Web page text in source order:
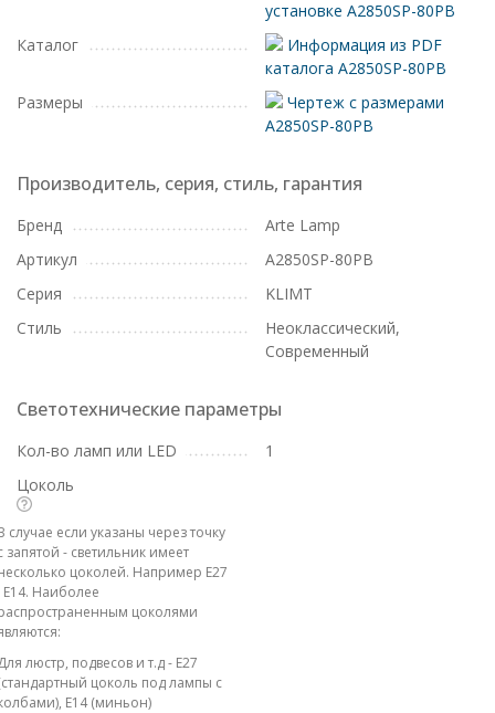
установке A2850SP-80PB
Каталог
Информация из PDF
каталога A2850SP-80PB
Размеры
Чертеж с размерами
A2850SP-80PB
Производитель, серия, стиль, гарантия
Бренд
Arte Lamp
Артикул
A2850SP-80PB
Серия
KLIMT
Стиль
Неоклассический,
Современный
Светотехнические параметры
Кол-во ламп или LED
1
Цоколь
случае если указаны через точку
запятой - светильник имеет
цоколей. Например E27
E14. Наиболее
цоколями
люстр, подвесов и т.д - E27
цоколь под лампы с
E14 (миньон)